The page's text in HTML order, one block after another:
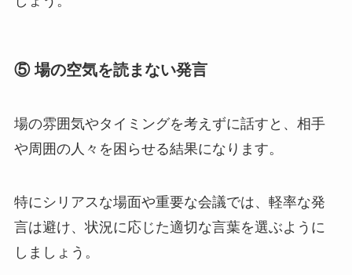
⑤場の空気を読まない発言
場の雰囲気やタイミングを考えずに話すと、相手
や周囲の人々を困らせる結果になります。
特にシリアスな場面や重要な会議では、軽率な発
言は避け、状況に応じた適切な言葉を選ぶように
しましょう。